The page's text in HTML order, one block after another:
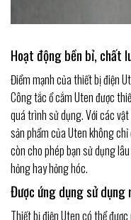
Hoạt động bền bỉ, chất
Điểm mạnh của thiết bị điện
Công tắc ổ cắm Uten được
quá trình sử dụng. Với các
sản phẩm của Uten không
còn cho phép bạn sử dụng
hỏng hay hỏng hóc.
Được ứng dụng sử dụng
Thiết bị điện Uten có thể